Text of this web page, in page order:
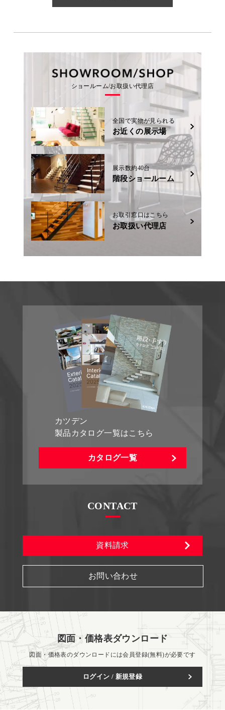
ショールーム/お取扱い代理店
全国で実物が見られる
お近くの展示場
展示数約40台
階段ショールーム
お取引窓口はこちら
お取扱い代理店
カツデン
製品カタログ一覧はこちら
カタログ一覧
CONTACT
資料請求
お問い合わせ
図面・価格表ダウンロード
図面・価格表のダウンロードには会員登録(無料)が必要です
ログイン / 新規登録